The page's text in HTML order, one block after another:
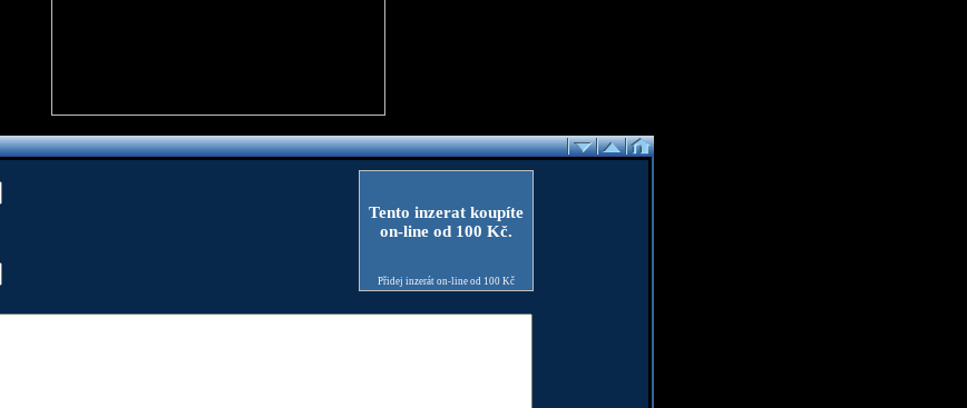
Tento inzerat koupíte
on-line od 100 Kč.
Přidej inzerát on-line od 100 Kč